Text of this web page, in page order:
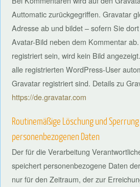
Auttomatic zurückgegriffen. Gravatar
Adresse ab und bildet – sofern Sie
Avatar-Bild neben dem Kommentar
registriert sein, wird kein Bild
alle registrierten WordPress-User
Gravatar registriert sind. Details zu
https://de.gravatar.com
Routinemäßige Löschung und
personenbezogenen Daten
Der für die Verarbeitung
speichert personenbezogene Daten
nur für den Zeitraum, der zur